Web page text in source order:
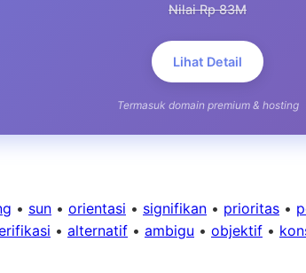
Nilai Rp 83M
Lihat Detail
Termasuk domain premium & hosting
• sun • orientasi • signifikan • prioritas •
• alternatif • ambigu • objektif •